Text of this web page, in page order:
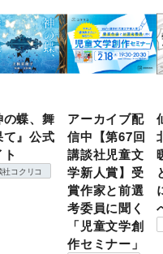
の蝶、舞
て』公式
社コクリコ
アーカイブ配
信中【第67回
講談社児童文
学新人賞】受
賞作家と前選
考委員に聞く
「児童文学創
作セミナー」